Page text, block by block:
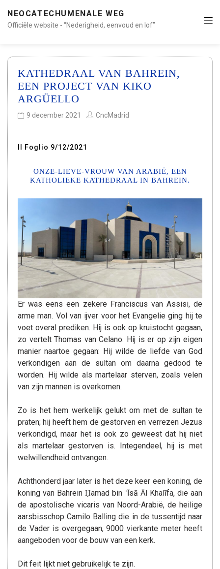
NEOCATECHUMENALE WEG
Officiële website - “Nederigheid, eenvoud en lof”
KATHEDRAAL VAN BAHREIN,
EEN PROJECT VAN KIKO
ARGÜELLO
9 december 2021 CncMadrid
Il Foglio 9/12/2021
ONZE-LIEVE-VROUW VAN ARABIË, EEN
KATHOLIEKE KATHEDRAAL IN BAHREIN.
Er was eens een zekere Franciscus van Assisi, de
arme man. Vol van ijver voor het Evangelie ging hij te
voet overal prediken. Hij is ook op kruistocht gegaan,
zo vertelt Thomas van Celano. Hij is er op zijn eigen
manier naartoe gegaan: Hij wilde de liefde van God
verkondigen aan de sultan om daarna gedood te
worden. Hij wilde als martelaar sterven, zoals velen
van zijn mannen is overkomen.
Zo is het hem werkelijk gelukt om met de sultan te
praten; hij heeft hem de gestorven en verrezen Jezus
verkondigd, maar het is ook zo geweest dat hij niet
als martelaar gestorven is. Integendeel, hij is met
welwillendheid ontvangen.
Achthonderd jaar later is het deze keer een koning, de
koning van Bahrein Ḥamad bin ʿĪsā Āl Khalīfa, die aan
de apostolische vicaris van Noord-Arabië, de heilige
aarsbisschop Camilo Balling die in de tussentijd naar
de Vader is overgegaan, 9000 vierkante meter heeft
aangeboden voor de bouw van een kerk.
Dit feit lijkt niet gebruikelijk te zijn.